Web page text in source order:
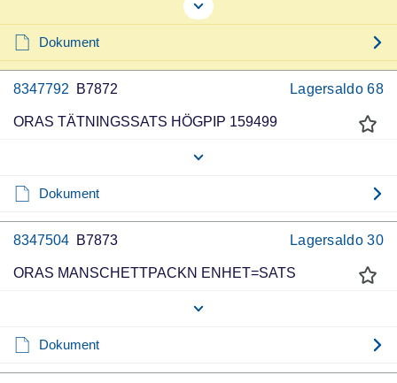
Dokument
8347792 B7872 Lagersaldo 68
ORAS TÄTNINGSSATS HÖGPIP 159499
Dokument
8347504 B7873 Lagersaldo 30
ORAS MANSCHETTPACKN ENHET=SATS
Dokument